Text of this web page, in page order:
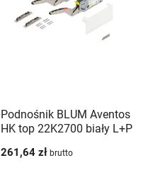
Podnośnik BLUM Aventos
HK top 22K2700 biały L+P
261,64 zł brutto